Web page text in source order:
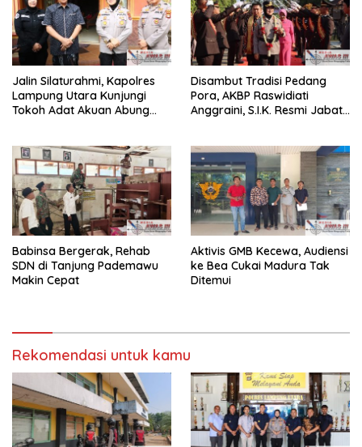
Jalin Silaturahmi, Kapolres
Lampung Utara Kunjungi
Tokoh Adat Akuan Abung
Disambut Tradisi Pedang
Pora, AKBP Raswidiati
Anggraini, S.I.K. Resmi Jabat
Babinsa Bergerak, Rehab
SDN di Tanjung Pademawu
Makin Cepat
Aktivis GMB Kecewa, Audiensi
ke Bea Cukai Madura Tak
Ditemui
Rekomendasi untuk kamu